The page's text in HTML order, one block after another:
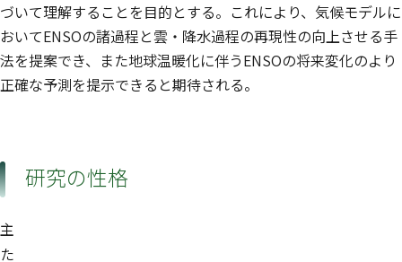
づいて理解することを目的とする。これにより、気候モデルに
おいてENSOの諸過程と雲・降水過程の再現性の向上させる手
法を提案でき、また地球温暖化に伴うENSOの将来変化のより
正確な予測を提示できると期待される。
研究の性格
主
た